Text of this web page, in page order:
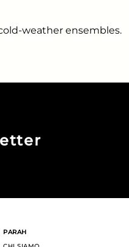
weather ensembles.
PARAH